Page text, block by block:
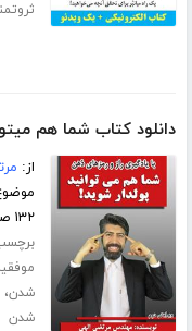
دانلود کتاب شما هم
از:
۱۳۲ صفحه
شدن،
شدن